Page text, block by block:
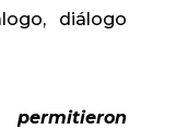
diálogo